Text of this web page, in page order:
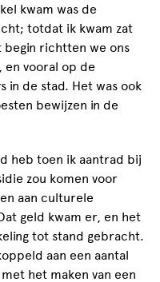
kwam was de
totdat ik kwam zat
richtten we ons
vooral op de
in de stad. Het was ook
bewijzen in de
heb toen ik aantrad bij
zou komen voor
aan culturele
geld kwam er, en het
tot stand gebracht.
aan een aantal
het maken van een